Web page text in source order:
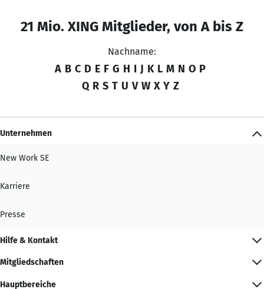
21 Mio. XING Mitglieder, von A bis Z
Nachname:
A B C D E F G H I J K L M N O P
Q R S T U V W X Y Z
Unternehmen
New Work SE
Karriere
Presse
Hilfe & Kontakt
Mitgliedschaften
Hauptbereiche